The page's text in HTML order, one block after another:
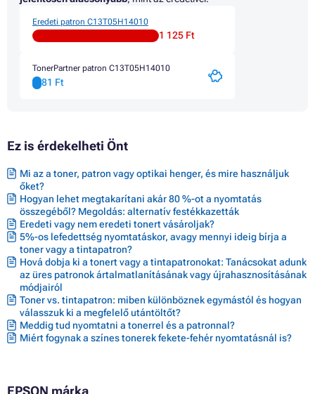
Eredeti patron C13T05H14010
1 125 Ft
TonerPartner patron C13T05H14010
81 Ft
Ez is érdekelheti Önt
Mi az a toner, patron vagy optikai henger, és mire használjuk
őket?
Hogyan lehet megtakarítani akár 80 %-ot a nyomtatás
összegéből? Megoldás: alternatív festékkazetták
Eredeti vagy nem eredeti tonert vásároljak?
5%-os lefedettség nyomtatáskor, avagy mennyi ideig bírja a
toner vagy a tintapatron?
Hová dobja ki a tonert vagy a tintapatronokat: Tanácsokat adunk
az üres patronok ártalmatlanításának vagy újrahasznosításának
módjairól
Toner vs. tintapatron: miben különböznek egymástól és hogyan
válasszuk ki a megfelelő utántöltőt?
Meddig tud nyomtatni a tonerrel és a patronnal?
Miért fogynak a színes tonerek fekete-fehér nyomtatásnál is?
EPSON márka